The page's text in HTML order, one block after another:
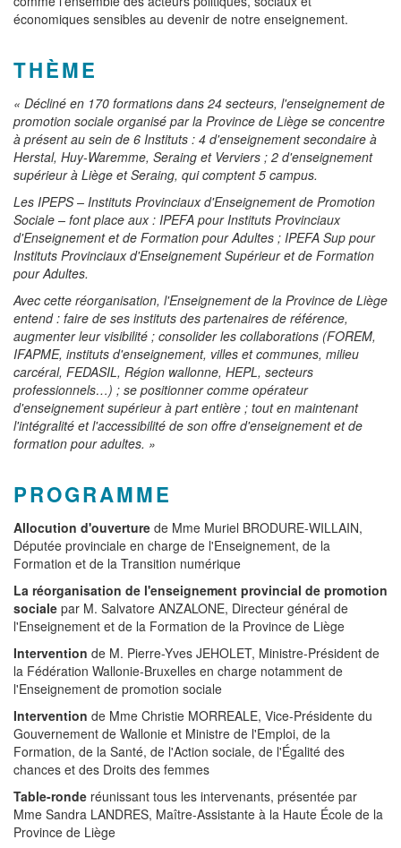
économiques sensibles au devenir de notre enseignement.
THÈME
« Décliné en 170 formations dans 24 secteurs, l'enseignement de
promotion sociale organisé par la Province de Liège se concentre
à présent au sein de 6 Instituts : 4 d'enseignement secondaire à
Herstal, Huy-Waremme, Seraing et Verviers ; 2 d'enseignement
supérieur à Liège et Seraing, qui comptent 5 campus.
Les IPEPS – Instituts Provinciaux d'Enseignement de Promotion
Sociale – font place aux : IPEFA pour Instituts Provinciaux
d'Enseignement et de Formation pour Adultes ; IPEFA Sup pour
Instituts Provinciaux d'Enseignement Supérieur et de Formation
pour Adultes.
Avec cette réorganisation, l'Enseignement de la Province de Liège
entend : faire de ses instituts des partenaires de référence,
augmenter leur visibilité ; consolider les collaborations (FOREM,
IFAPME, instituts d'enseignement, villes et communes, milieu
carcéral, FEDASIL, Région wallonne, HEPL, secteurs
professionnels…) ; se positionner comme opérateur
d'enseignement supérieur à part entière ; tout en maintenant
l'intégralité et l'accessibilité de son offre d'enseignement et de
formation pour adultes. »
PROGRAMME
Allocution d'ouverture de Mme Muriel BRODURE-WILLAIN,
Députée provinciale en charge de l'Enseignement, de la
Formation et de la Transition numérique
La réorganisation de l'enseignement provincial de promotion
sociale par M. Salvatore ANZALONE, Directeur général de
l'Enseignement et de la Formation de la Province de Liège
Intervention de M. Pierre-Yves JEHOLET, Ministre-Président de
la Fédération Wallonie-Bruxelles en charge notamment de
l'Enseignement de promotion sociale
Intervention de Mme Christie MORREALE, Vice-Présidente du
Gouvernement de Wallonie et Ministre de l'Emploi, de la
Formation, de la Santé, de l'Action sociale, de l'Égalité des
chances et des Droits des femmes
Table-ronde réunissant tous les intervenants, présentée par
Mme Sandra LANDRES, Maître-Assistante à la Haute École de la
Province de Liège